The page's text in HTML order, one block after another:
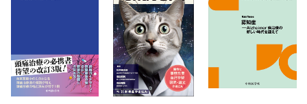
自由水のMRI検査 仲谷 元 他
素顔のニューロサイエンティスト
Lene Vase 渡邊 毅
ニューロサイエンスの最新情報
扁桃核は情動的刺激をどう符号化しているか 中村克樹 他
バックナンバー
次号予告